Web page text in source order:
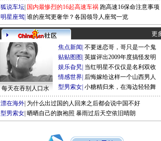
狐说车坛 国内最惨烈的16起高速车祸 跑高速16保命注意事项
明星座驾 谁的座驾更奢华？各国领导人座驾一览
更
每天在吞别人口水
焦点新闻 不要迷恋哥，哥只是一个鬼
贴贴图图 英媒评出2009年度搞怪发明
娱乐旮旯 当红明星不仅仅是名利双收
情感世界 后悔嫁给这样一个山西男人
型男索女 小糖精归来，在海边轻轻舞
漂在海外 为什么出过国的人回来之后都会说中国不好
型男索女 晒晒自己的旗袍照 暴雨过后天空依旧晴朗